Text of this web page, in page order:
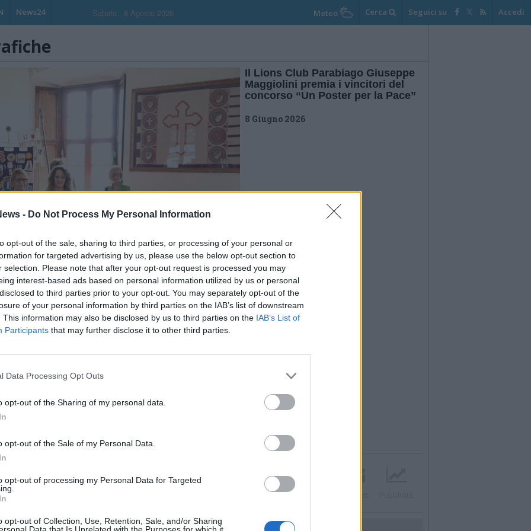
- Do Not Process My Personal Information
opt-out of the sale, sharing to third parties, or processing of your personal or
for targeted advertising by us, please use the below opt-out section to
selection. Please note that after your opt-out request is processed you may
interest-based ads based on personal information utilized by us or personal
to third parties prior to your opt-out. You may separately opt-out of the
of your personal information by third parties on the IAB’s list of downstream
This information may also be disclosed by us to third parties on the IAB’s List of
Participants that may further disclose it to other third parties.
Data Processing Opt Outs
opt-out of the Sharing of my personal data.
opt-out of the Sale of my Personal Data.
opt-out of processing my Personal Data for Targeted
opt-out of Collection, Use, Retention, Sale, and/or Sharing
Data that Is Unrelated with the Purposes for which it
News24 Sabato , 8 Agosto 2026 Meteo Cerca Seguici su Accedi
Maggiolini premia i vincitori del concorso “Un Poster
Il Lions Club Parabiago Giuseppe
Maggiolini premia i vincitori del
concorso “Un Poster per la Pace”
8 Giugno 2026
Twitter
MULTIMEDIA COMUNITÀ